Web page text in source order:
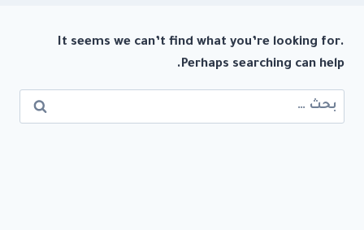
It seems we can’t find what you’re looking for.
Perhaps searching can help.
البحث
عن: